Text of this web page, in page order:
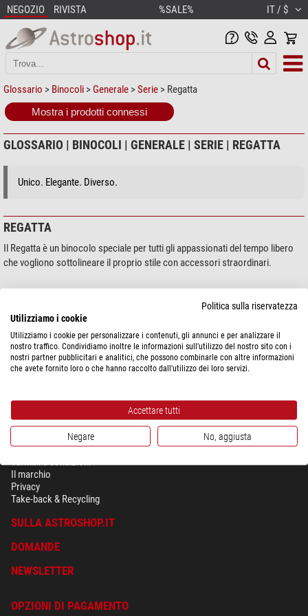
NEGOZIO RIVISTA %SALE% IT / $
Glossario > Binocoli > Generale >Serie > Regatta
Mostra i prodotti connessi
GLOSSARIO | BINOCOLI | GENERALE | SERIE | REGATTA
Unico. Elegante. Diverso.
REGATTA
Il Regatta è un binocolo speciale per tutti gli appassionati del tempo libero
che vogliono sottolineare il proprio stile con accessori straordinari.
SICUREZZA & PRIVACY
Termini e condizioni
Il marchio
Privacy
Take-back & Recycling
SULLA ASTROSHOP.IT
DOMANDE
NEWSLETTER
OPZIONI DI PAGAMENTO
Politica sulla riservatezza
Utilizziamo i cookie
Utilizziamo i cookie per personalizzare i contenuti, gli annunci e per analizzare il
nostro traffico. Condividiamo inoltre le informazioni sull'utilizzo del nostro sito con i
nostri partner pubblicitari e analitici, che possono combinarle con altre informazioni
che avete fornito loro o che hanno raccolto dall'utilizzo dei loro servizi.
Accettare tutti
Negare No, aggiusta